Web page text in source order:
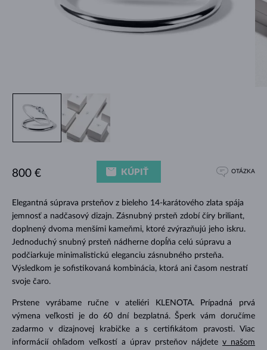
Elegantná súprava prsteňov z bieleho 14-karátového zlata spája
jemnosť a nadčasový dizajn. Zásnubný prsteň zdobí číry briliant,
doplnený dvoma menšími kameňmi, ktoré zvýrazňujú jeho iskru.
Jednoduchý snubný prsteň nádherne dopĺňa celú súpravu a
podčiarkuje minimalistickú eleganciu zásnubného prsteňa.
Výsledkom je sofistikovaná kombinácia, ktorá ani časom nestratí
svoje čaro.
Prstene vyrábame ručne v ateliéri KLENOTA. Prípadná prvá
výmena veľkosti je do 60 dní bezplatná. Šperk vám doručíme
zadarmo v dizajnovej krabičke a s certifikátom pravosti. Viac
informácií ohľadom veľkostí a úprav prsteňov nájdetev našom
800 € KÚPIŤ OTÁZKA